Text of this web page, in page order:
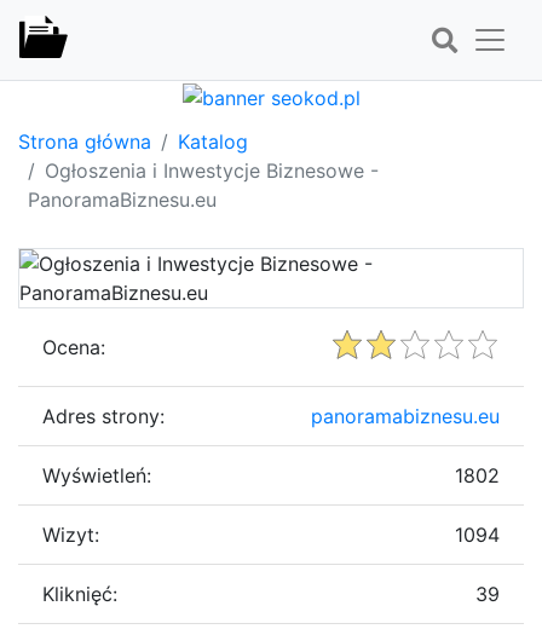
Strona główna
Katalog
Ogłoszenia i Inwestycje Biznesowe -
PanoramaBiznesu.eu
Ocena:
Adres strony: panoramabiznesu.eu
Wyświetleń: 1802
Wizyt: 1094
Kliknięć: 39